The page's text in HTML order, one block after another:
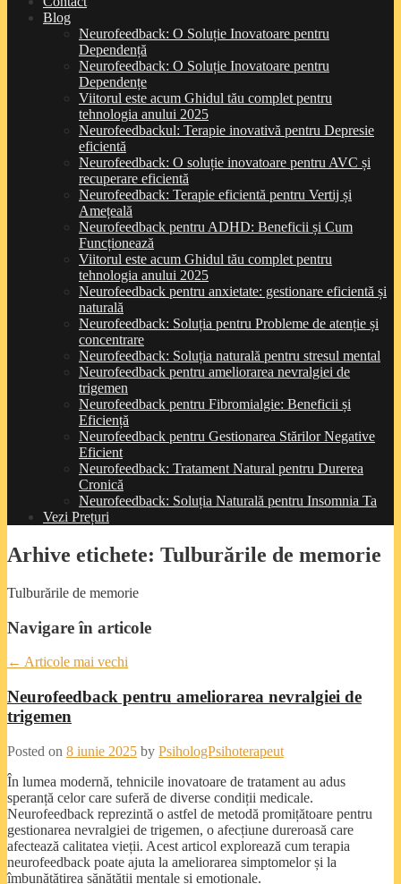
Blog
Neurofeedback: O Soluție Inovatoare pentru
Dependență
Neurofeedback: O Soluție Inovatoare pentru
Dependențe
Viitorul este acum Ghidul tău complet pentru
tehnologia anului 2025
Neurofeedbackul: Terapie inovativă pentru Depresie
eficientă
Neurofeedback: O soluție inovatoare pentru AVC și
recuperare eficientă
Neurofeedback: Terapie eficientă pentru Vertij și
Amețeală
Neurofeedback pentru ADHD: Beneficii și Cum
Funcționează
Viitorul este acum Ghidul tău complet pentru
tehnologia anului 2025
Neurofeedback pentru anxietate: gestionare eficientă și
naturală
Neurofeedback: Soluția pentru Probleme de atenție și
concentrare
Neurofeedback: Soluția naturală pentru stresul mental
Neurofeedback pentru ameliorarea nevralgiei de
trigemen
Neurofeedback pentru Fibromialgie: Beneficii și
Eficiență
Neurofeedback pentru Gestionarea Stărilor Negative
Eficient
Neurofeedback: Tratament Natural pentru Durerea
Cronică
Neurofeedback: Soluția Naturală pentru Insomnia Ta
Vezi Prețuri
Arhive etichete: Tulburările de memorie
Tulburările de memorie
Navigare în articole
← Articole mai vechi
Neurofeedback pentru ameliorarea nevralgiei de
trigemen
Posted on 8 iunie 2025 by PsihologPsihoterapeut
În lumea modernă, tehnicile inovatoare de tratament au adus
speranță celor care suferă de diverse condiții medicale.
Neurofeedback reprezintă o astfel de metodă promițătoare pentru
gestionarea nevralgiei de trigemen, o afecțiune dureroasă care
afectează calitatea vieții. Acest articol explorează cum terapia
neurofeedback poate ajuta la ameliorarea simptomelor și la
îmbunătățirea sănătății mentale și emoționale.